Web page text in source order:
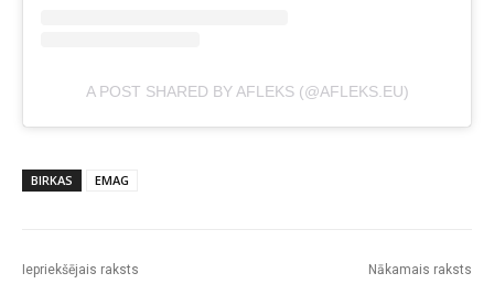
A POST SHARED BY AFLEKS (@AFLEKS.EU)
BIRKAS EMAG
Iepriekšējais raksts Nākamais raksts